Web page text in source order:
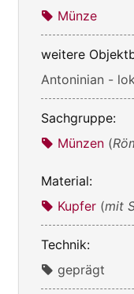
Münze
weitere
Antoninian -
Sachgruppe:
Münzen (
Material:
Kupfer (mit
Technik:
geprägt